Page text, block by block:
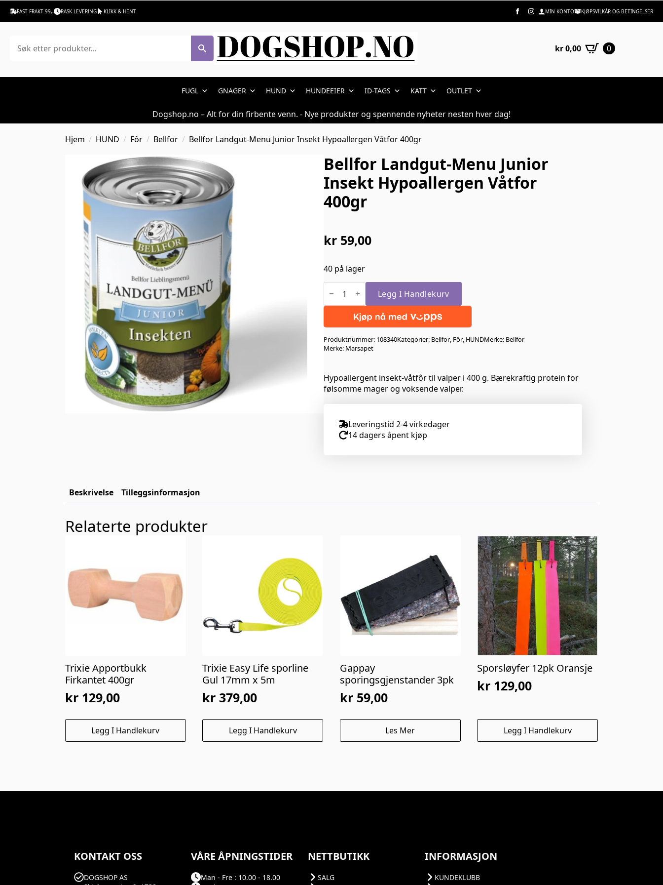
FAST FRAKT 99,- RASK LEVERING KLIKK & HENT MIN KONTO KJØPSVILKÅR OG BETINGELSER
kr0,00 0
FUGL GNAGER HUND HUNDEEIER ID-TAGS KATT OUTLET
Dogshop.no – Alt for din firbente venn. - Nye produkter og spennende nyheter nesten hver dag!
Hjem HUND Fôr Bellfor Bellfor Landgut-Menu Junior Insekt Hypoallergen Våtfor 400gr
Bellfor Landgut-Menu Junior
Insekt Hypoallergen Våtfor
400gr
kr 59,00
40 på lager
Bellfor
Landgut-
Junior
Hypoallergen
400gr
antall
Legg I Handlekurv
Produktnummer: 108340Kategorier: Bellfor, Fôr, HUNDMerke: Bellfor
Merke: Marsapet
Hypoallergent insekt-våtfôr til valper i 400 g. Bærekraftig protein for
følsomme mager og voksende valper.
Leveringstid 2-4 virkedager
14 dagers åpent kjøp
Beskrivelse Tilleggsinformasjon
Relaterte produkter
Trixie Apportbukk
Firkantet 400gr
kr 129,00
Legg I Handlekurv
Trixie Easy Life sporline
Gul 17mm x 5m
kr 379,00
Legg I Handlekurv
Gappay
sporingsgjenstander 3pk
kr59,00
Les Mer
Sporsløyfer 12pk Oransje
kr 129,00
Legg I Handlekurv
KONTAKT OSS
DOGSHOP AS
VÅRE ÅPNINGSTIDER
Man - Fre : 10.00 - 18.00
NETTBUTIKK
SALG
INFORMASJON
KUNDEKLUBB